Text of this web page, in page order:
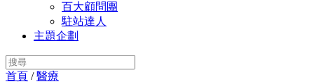
百大顧問團
駐站達人
主題企劃
首頁 /醫療